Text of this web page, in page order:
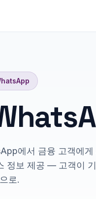
에서 금융 고객에게
정보 제공 — 고객이
로.